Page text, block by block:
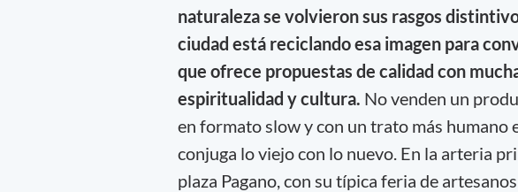
naturaleza se volvieron sus rasgos
ciudad está reciclando esa imagen para
que ofrece propuestas de calidad con
espiritualidad y cultura. No venden un
en formato slow y con un trato más humano
conjuga lo viejo con lo nuevo. En la arteria
plaza Pagano, con su típica feria de